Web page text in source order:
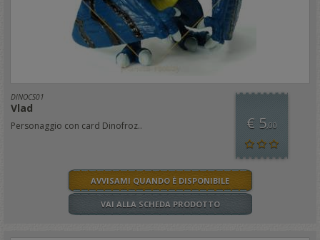
DINOCS01
Vlad
Personaggio con card Dinofroz.. € 5,00
AVVISAMI QUANDO È DISPONIBILE
VAI ALLA SCHEDA PRODOTTO